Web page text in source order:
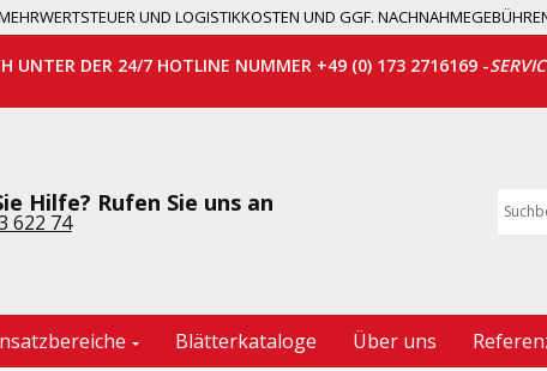
UND LOGISTIKKOSTEN UND GGF.
UNTER DER 24/7 HOTLINE NUMMER +49 (0) 173 2716169 -
Hilfe? Rufen Sie uns an
622 74
Blätterkataloge Über uns